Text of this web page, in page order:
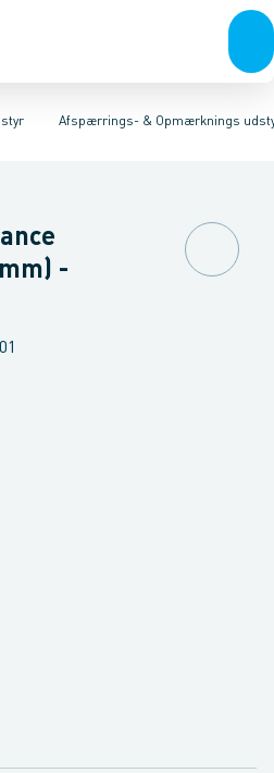
RørværktøjBits & toppeBor
Afspærrings- & Opmærknings
udstyrMaskinerAfretnings
& Kegler mm. SkilteTilbehør
-